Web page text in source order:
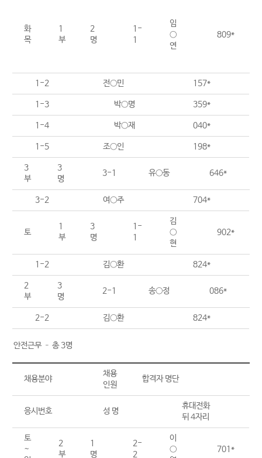
화
목
1
부
2
명
1-
1
임
○
연
809*
1-2 전○민 157*
1-3 박○명 359*
1-4 박○재 040*
1-5 조○인 198*
3
부
3
명
3-1 유○동 646*
3-2 여○주 704*
토
1
부
3
명
1-
1
김
○
현
902*
1-2 김○환 824*
2
부
3
명
2-1 송○정 086*
2-2 김○환 824*
○ 안전근무 – 총 3명
채용분야
채용
인원
합격자 명단
응시번호 성 명
휴대전화
뒤 4자리
토
~
2
부
1
명
2-
2
이
○
701*